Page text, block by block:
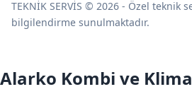
TEKNİK SERVİS © 2026 - Özel teknik
bilgilendirme sunulmaktadır.
Alarko Kombi ve